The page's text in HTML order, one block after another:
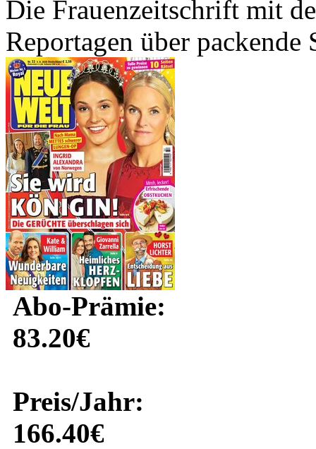
Die Frauenzeitschrift mit
Reportagen über packende
Abo-Prämie:
83.20€
Preis/Jahr:
166.40€